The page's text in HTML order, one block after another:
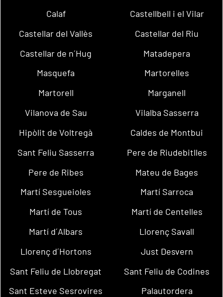
Calaf
Castellbell i el Vilar
Castellar del Vallès
Castellar del Riu
Castellar de n´Hug
Matadepera
Masquefa
Martorelles
Martorell
Marganell
Vilanova de Sau
Vilalba Sasserra
Hipòlit de Voltregà
Caldes de Montbui
Sant Feliu Sasserra
Pere de Riudebitlles
Pere de Ribes
Mateu de Bages
Martí Sesgueioles
Martí Sarroca
Martí de Tous
Martí de Centelles
Martí d´Albars
Llorenç Savall
Llorenç d´Hortons
Just Desvern
Sant Feliu de Llobregat
Sant Feliu de Codines
Sant Esteve Sesrovires
Palautordera